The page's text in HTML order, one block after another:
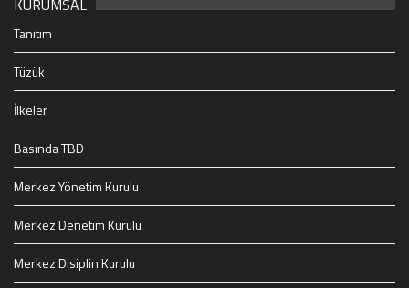
Tanıtım
Tüzük
İlkeler
Basında TBD
Merkez Yönetim Kurulu
Merkez Denetim Kurulu
Merkez Disiplin Kurulu